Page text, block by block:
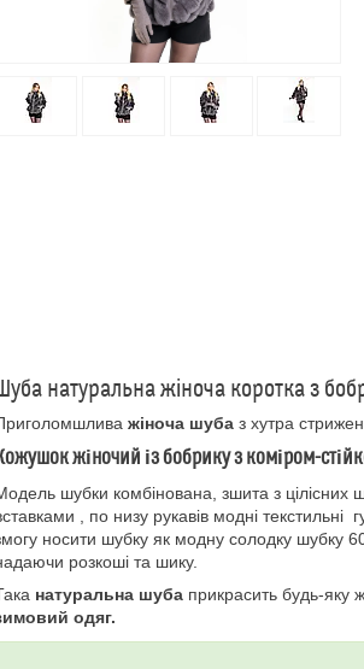
натуральна жіноча коротка з
жіноча шуба з хутра
жіночий із бобрику з коміром-
шубки комбінована, зшита з
, по низу рукавів модні
носити шубку як модну солодку шубку
розкоші та шику.
натуральна шуба прикрасить будь-яку
одяг.